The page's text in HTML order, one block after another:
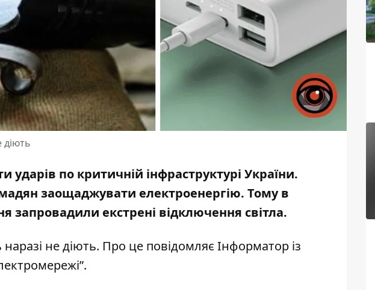
діють
ударів по критичній інфраструктурі України.
заощаджувати електроенергію. Тому в
запровадили екстрені відключення світла.
наразі не діють. Про це повідомляє Інформатор із